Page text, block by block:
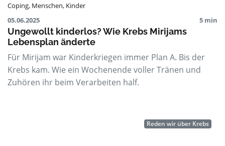
Coping, Menschen, Kinder
05.06.2025
5 min
Ungewollt kinderlos? Wie Krebs Mirijams
Lebensplan änderte
Für Mirijam war Kinderkriegen immer Plan A. Bis der
Krebs kam. Wie ein Wochenende voller Tränen und
Zuhören ihr beim Verarbeiten half.
Reden wir über Krebs